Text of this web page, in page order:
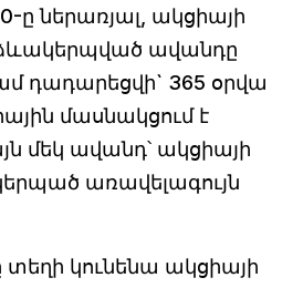
ը ներառյալ, ակցիայի
ավանդը
դադարեցվի` 365 օրվա
մասնակցում է
մեկ ավանդ՝ ակցիայի
առավելագույն
տեղի կունենա ակցիայի